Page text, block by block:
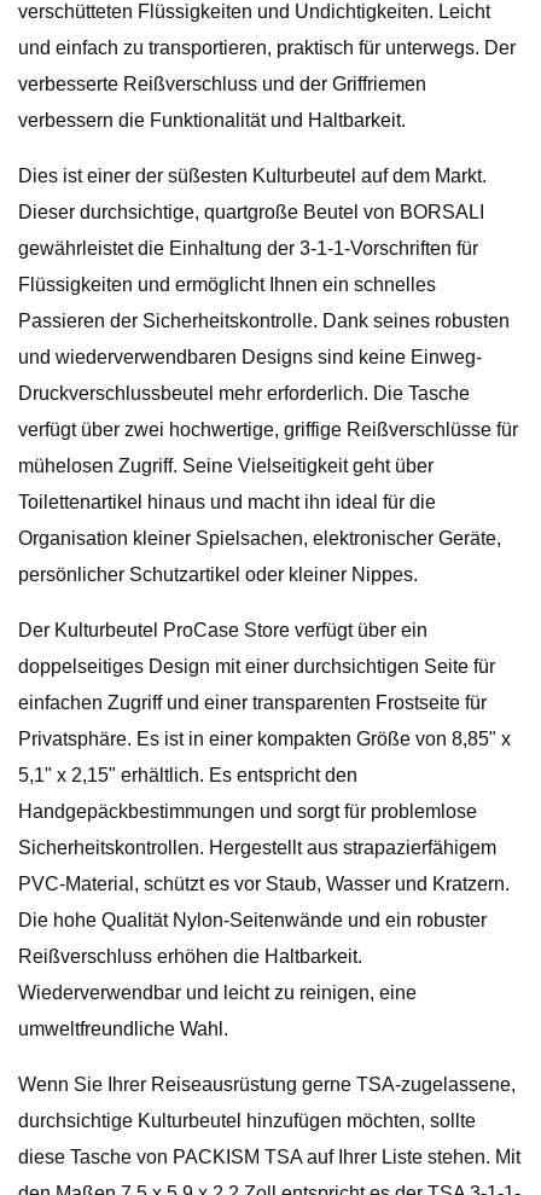
verschütteten Flüssigkeiten und Undichtigkeiten. Leicht
und einfach zu transportieren, praktisch für unterwegs. Der
verbesserte Reißverschluss und der Griffriemen
verbessern die Funktionalität und Haltbarkeit.
Dies ist einer der süßesten Kulturbeutel auf dem Markt.
Dieser durchsichtige, quartgroße Beutel von BORSALI
gewährleistet die Einhaltung der 3-1-1-Vorschriften für
Flüssigkeiten und ermöglicht Ihnen ein schnelles
Passieren der Sicherheitskontrolle. Dank seines robusten
und wiederverwendbaren Designs sind keine Einweg-
Druckverschlussbeutel mehr erforderlich. Die Tasche
verfügt über zwei hochwertige, griffige Reißverschlüsse für
mühelosen Zugriff. Seine Vielseitigkeit geht über
Toilettenartikel hinaus und macht ihn ideal für die
Organisation kleiner Spielsachen, elektronischer Geräte,
persönlicher Schutzartikel oder kleiner Nippes.
Der Kulturbeutel ProCase Store verfügt über ein
doppelseitiges Design mit einer durchsichtigen Seite für
einfachen Zugriff und einer transparenten Frostseite für
Privatsphäre. Es ist in einer kompakten Größe von 8,85" x
5,1" x 2,15" erhältlich. Es entspricht den
Handgepäckbestimmungen und sorgt für problemlose
Sicherheitskontrollen. Hergestellt aus strapazierfähigem
PVC-Material, schützt es vor Staub, Wasser und Kratzern.
Die hohe Qualität Nylon-Seitenwände und ein robuster
Reißverschluss erhöhen die Haltbarkeit.
Wiederverwendbar und leicht zu reinigen, eine
umweltfreundliche Wahl.
Wenn Sie Ihrer Reiseausrüstung gerne TSA-zugelassene,
durchsichtige Kulturbeutel hinzufügen möchten, sollte
diese Tasche von PACKISM TSA auf Ihrer Liste stehen. Mit